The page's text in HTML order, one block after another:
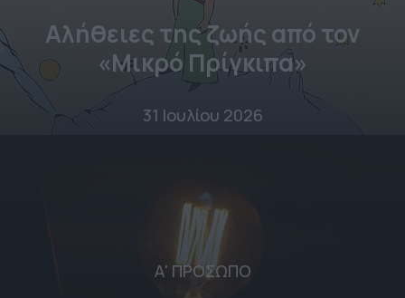
Αλήθειες της ζωής από τον
«Μικρό Πρίγκιπα»
31 Ιουλίου 2026
Α' ΠΡΟΣΩΠΟ